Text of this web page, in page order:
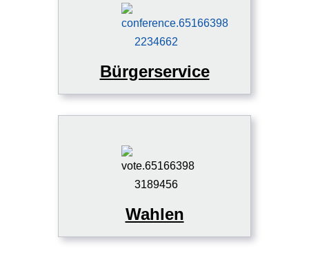
Bürgerservice
Wahlen